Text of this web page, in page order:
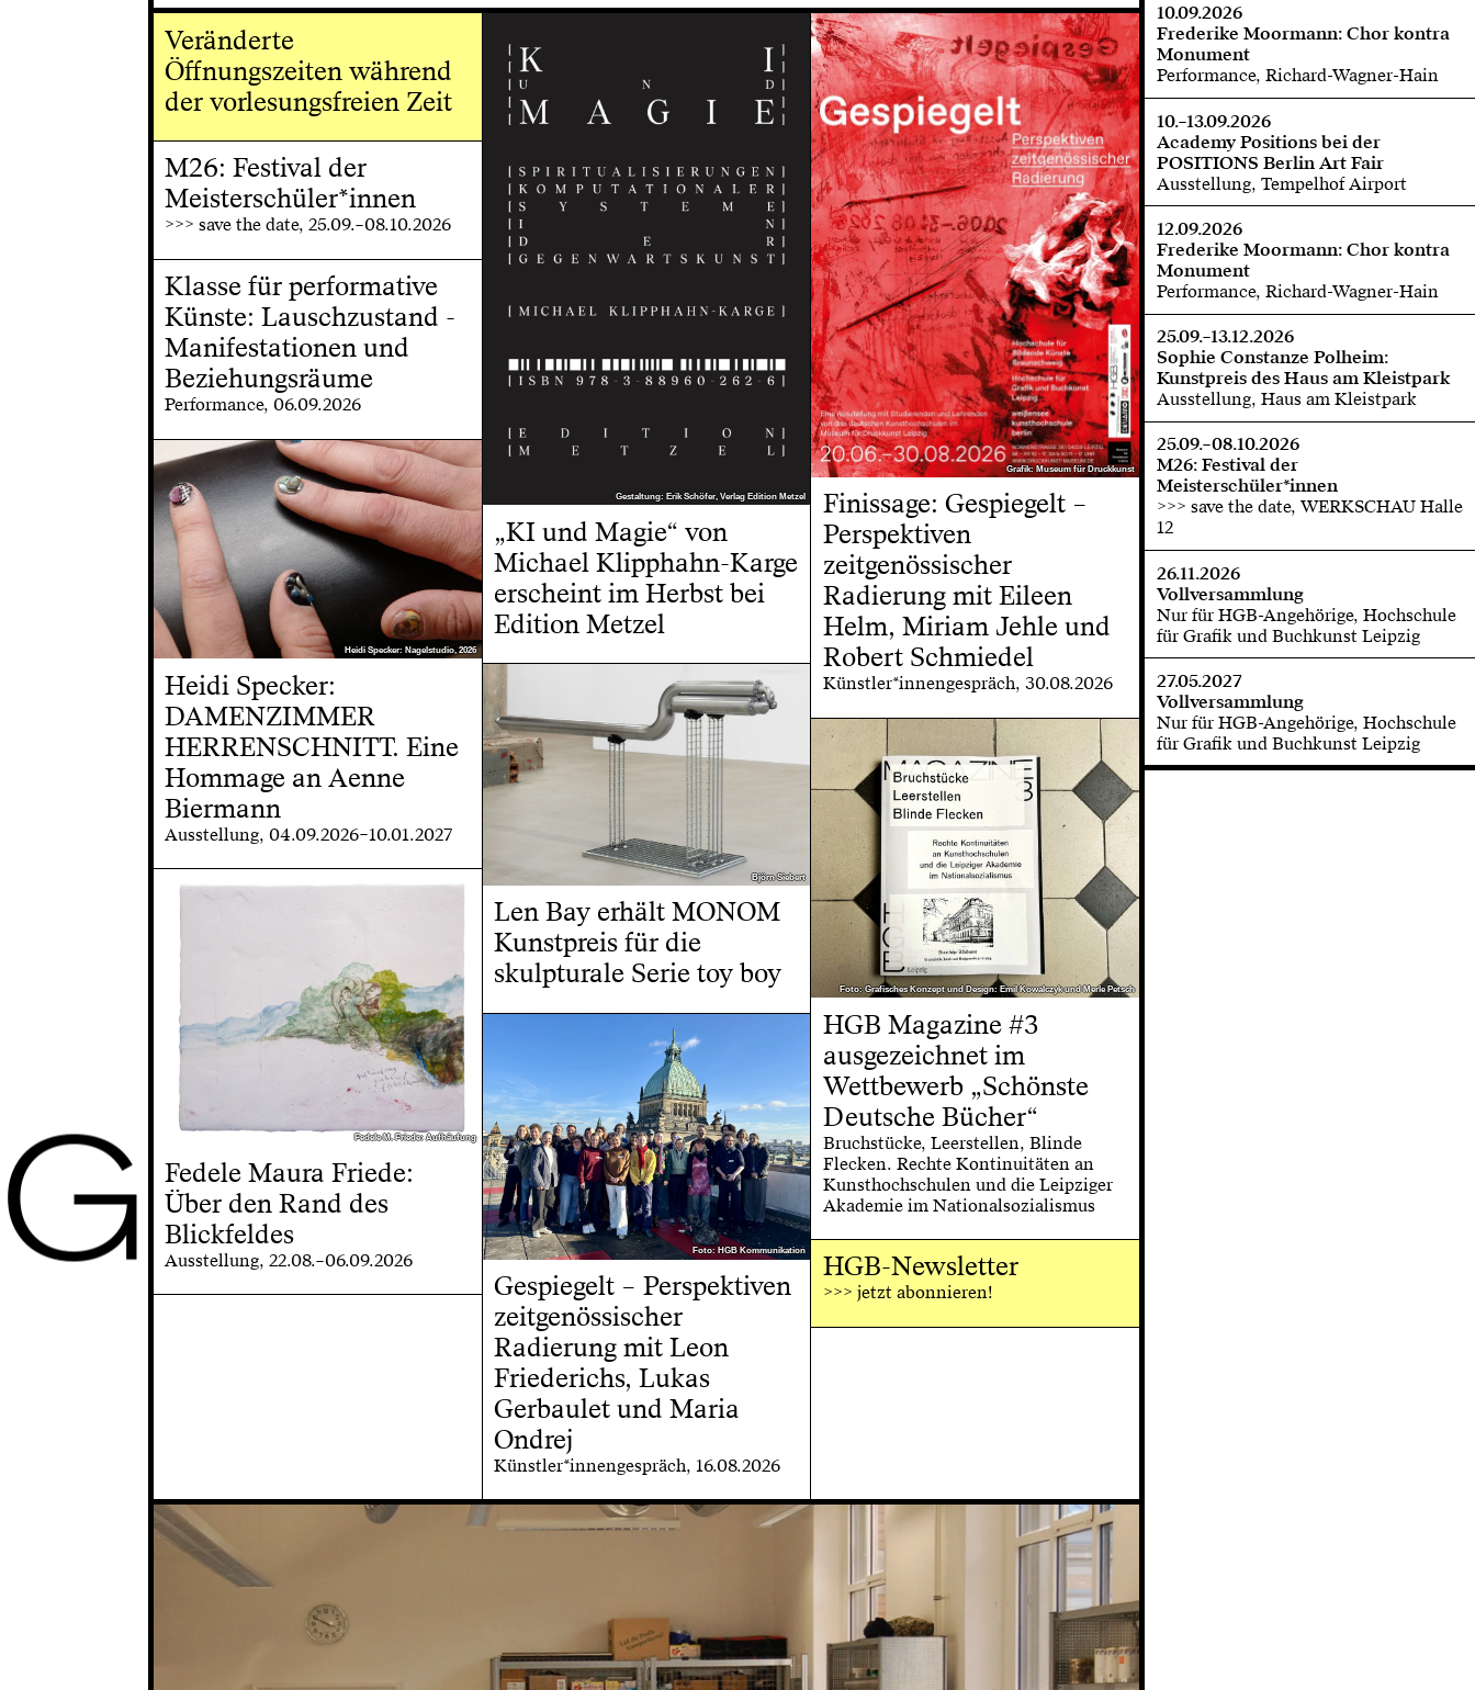
G
Veränderte
Öffnungszeiten während
der vorlesungsfreien Zeit
Gestaltung: Erik Schöfer, Verlag Edition Metzel
Gestaltung: Erik Schöfer, Verlag Edition Metzel
„KI und Magie“ von
Michael Klipphahn-Karge
erscheint im Herbst bei
Edition Metzel
Grafik: Museum für Druckkunst
Grafik: Museum für Druckkunst
Finissage: Gespiegelt –
Perspektiven
zeitgenössischer
Radierung mit Eileen
Helm, Miriam Jehle und
Robert Schmiedel
Künstler*innengespräch, 30.08.2026
M26: Festival der
Meisterschüler*innen
>>> save the date, 25.09.–08.10.2026
Klasse für performative
Künste: Lauschzustand -
Manifestationen und
Beziehungsräume
Performance, 06.09.2026
Heidi Specker: Nagelstudio, 2026
Heidi Specker: Nagelstudio, 2026
Heidi Specker:
DAMENZIMMER
HERRENSCHNITT. Eine
Hommage an Aenne
Biermann
Ausstellung, 04.09.2026–10.01.2027
Björn Siebert
Björn Siebert
Len Bay erhält MONOM
Kunstpreis für die
skulpturale Serie toy boy
Foto: Grafisches Konzept und Design: Emil Kowalczyk und Merle Petsch
Foto: Grafisches Konzept und Design: Emil Kowalczyk und Merle Petsch
HGB Magazine #3
ausgezeichnet im
Wettbewerb „Schönste
Deutsche Bücher“
Bruchstücke, Leerstellen, Blinde
Flecken. Rechte Kontinuitäten an
Kunsthochschulen und die Leipziger
Akademie im Nationalsozialismus
Fedele M. Friede: Aufhäufung
Fedele M. Friede: Aufhäufung
Fedele Maura Friede:
Über den Rand des
Blickfeldes
Ausstellung, 22.08.–06.09.2026 Foto: HGB Kommunikation
Foto: HGB Kommunikation
Gespiegelt – Perspektiven
zeitgenössischer
Radierung mit Leon
Friederichs, Lukas
Gerbaulet und Maria
Ondrej
Künstler*innengespräch, 16.08.2026
HGB-Newsletter
>>> jetzt abonnieren!
10.09.2026
Frederike Moormann: Chor kontra
Monument
Performance, Richard-Wagner-Hain
10.–13.09.2026
Academy Positions bei der
POSITIONS Berlin Art Fair
Ausstellung, Tempelhof Airport
12.09.2026
Frederike Moormann: Chor kontra
Monument
Performance, Richard-Wagner-Hain
25.09.–13.12.2026
Sophie Constanze Polheim:
Kunstpreis des Haus am Kleistpark
Ausstellung, Haus am Kleistpark
25.09.–08.10.2026
M26: Festival der
Meisterschüler*innen
>>> save the date, WERKSCHAU Halle
12
26.11.2026
Vollversammlung
Nur für HGB-Angehörige, Hochschule
für Grafik und Buchkunst Leipzig
27.05.2027
Vollversammlung
Nur für HGB-Angehörige, Hochschule
für Grafik und Buchkunst Leipzig